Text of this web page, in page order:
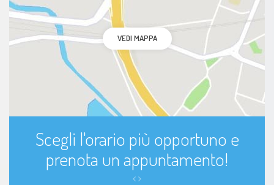
VEDI MAPPA
Scegli l'orario più opportuno e
prenota un appuntamento!